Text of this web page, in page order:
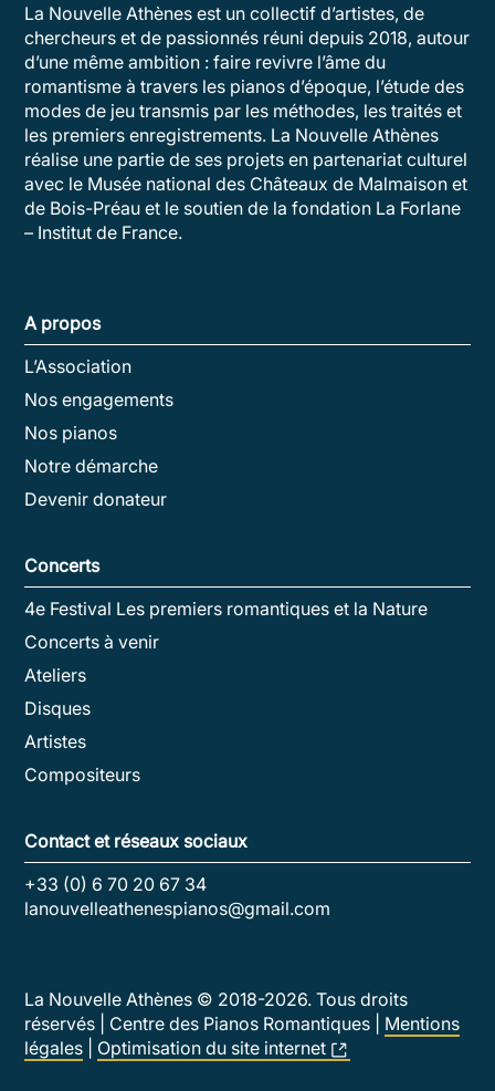
La Nouvelle Athènes est un collectif d’artistes, de
chercheurs et de passionnés réuni depuis 2018, autour
d’une même ambition : faire revivre l’âme du
romantisme à travers les pianos d’époque, l’étude des
modes de jeu transmis par les méthodes, les traités et
les premiers enregistrements. La Nouvelle Athènes
réalise une partie de ses projets en partenariat culturel
avec le Musée national des Châteaux de Malmaison et
de Bois-Préau et le soutien de la fondation La Forlane
– Institut de France.
A propos
L’Association
Nos engagements
Nos pianos
Notre démarche
Devenir donateur
Concerts
4e Festival Les premiers romantiques et la Nature
Concerts à venir
Ateliers
Disques
Artistes
Compositeurs
Contact et réseaux sociaux
+33 (0) 6 70 20 67 34
lanouvelleathenespianos@gmail.com
La Nouvelle Athènes © 2018-2026. Tous droits
réservés | Centre des Pianos Romantiques | Mentions
légales
Optimisation du site internet